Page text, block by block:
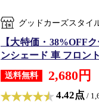
グッドカーズスタイ
【大特価・38%OFF
ンシェード 車 フロン
送料無料 2,680円
4.42点 /